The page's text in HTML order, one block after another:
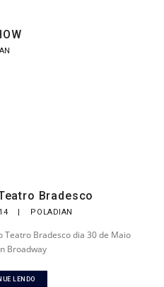
Bradesco
| POLADIAN
Teatro Bradesco dia 30 de Maio
Broadway
LENDO